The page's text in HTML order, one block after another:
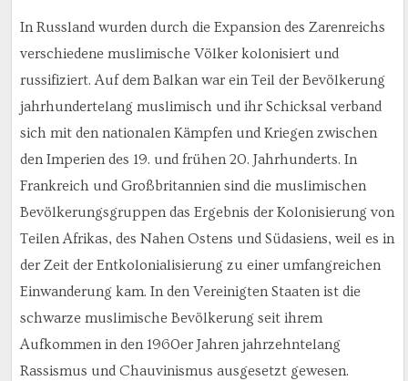
In Russland wurden durch die Expansion des Zarenreichs
verschiedene muslimische Völker kolonisiert und
russifiziert. Auf dem Balkan war ein Teil der Bevölkerung
jahrhundertelang muslimisch und ihr Schicksal verband
sich mit den nationalen Kämpfen und Kriegen zwischen
den Imperien des 19. und frühen 20. Jahrhunderts. In
Frankreich und Großbritannien sind die muslimischen
Bevölkerungsgruppen das Ergebnis der Kolonisierung von
Teilen Afrikas, des Nahen Ostens und Südasiens, weil es in
der Zeit der Entkolonialisierung zu einer umfangreichen
Einwanderung kam. In den Vereinigten Staaten ist die
schwarze muslimische Bevölkerung seit ihrem
Aufkommen in den 1960er Jahren jahrzehntelang
Rassismus und Chauvinismus ausgesetzt gewesen.